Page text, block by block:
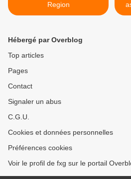
Region
Hébergé par Overblog
Top articles
Pages
Contact
Signaler un abus
C.G.U.
Cookies et données personnelles
Préférences cookies
Voir le profil de fxg sur le portail